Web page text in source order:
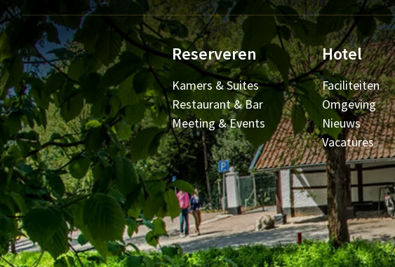
Reserveren
Kamers & Suites
Restaurant & Bar
Meeting & Events
Hotel
Faciliteiten
Omgeving
Nieuws
Vacatures